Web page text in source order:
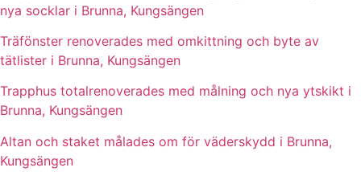
nya socklar i Brunna, Kungsängen
Träfönster renoverades med omkittning och byte av
tätlister i Brunna, Kungsängen
Trapphus totalrenoverades med målning och nya ytskikt i
Brunna, Kungsängen
Altan och staket målades om för väderskydd i Brunna,
Kungsängen